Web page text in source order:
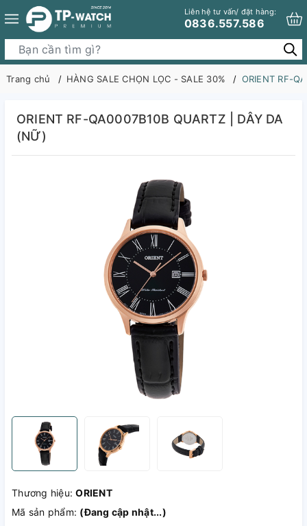
Liên hệ tư vấn/ đặt hàng:
0836.557.586
Trang chủ HÀNG SALE CHỌN LỌC - SALE 30% ORIENT RF-
ORIENT RF-QA0007B10B QUARTZ | DÂY DA
(NỮ)
Thương hiệu:ORIENT
Mã sản phẩm: (Đang cập nhật...)